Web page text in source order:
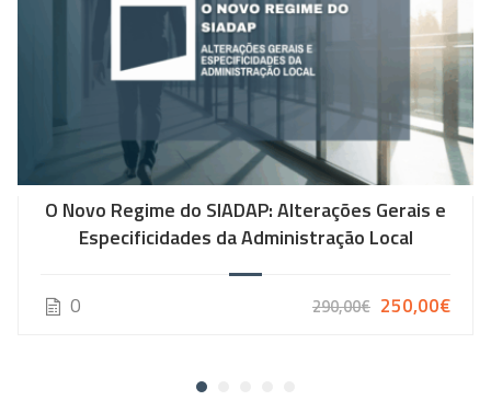
O Novo Regime do SIADAP: Alterações Gerais e
Especificidades da Administração Local
0 290,00€ 250,00€